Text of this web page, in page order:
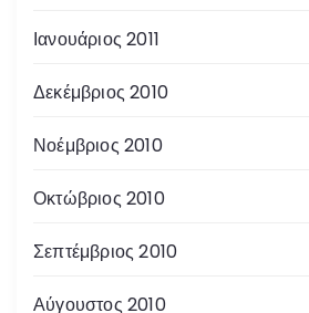
Ιανουάριος 2011
Δεκέμβριος 2010
Νοέμβριος 2010
Οκτώβριος 2010
Σεπτέμβριος 2010
Αύγουστος 2010